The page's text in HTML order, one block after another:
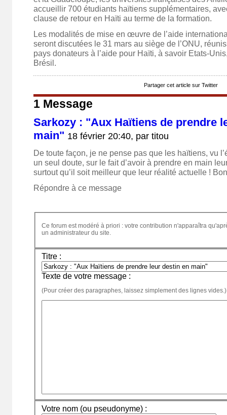
accueillir 700 étudiants haïtiens supplémentaires,
clause de retour en Haïti au terme de la formation.
Les modalités de mise en œuvre de l’aide
seront discutées le 31 mars au siège de l’ONU,
pays donateurs à l’aide pour Haïti, à savoir Etats-
Brésil.
Partager cet article sur Twitter
1 Message
Sarkozy : "Aux Haïtiens de prendre
main" 18 février 20:40, par titou
De toute façon, je ne pense pas que les haïtiens, vu
un seul doute, sur le fait d’avoir à prendre en main
surtout qu’il soit meilleur que leur réalité actuelle !
Répondre à ce message
Ce forum est modéré à priori : votre contribution n'apparaîtra
un administrateur du site.
Titre :
Texte de votre message :
(Pour créer des paragraphes, laissez simplement des lignes vides.)
Votre nom (ou pseudonyme) :